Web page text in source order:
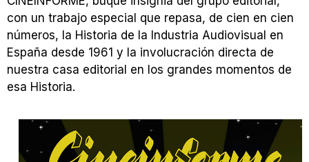
con un trabajo especial que repasa, de cien en cien
números, la Historia de la Industria Audiovisual en
España desde 1961 y la involucración directa de
nuestra casa editorial en los grandes momentos de
esa Historia.